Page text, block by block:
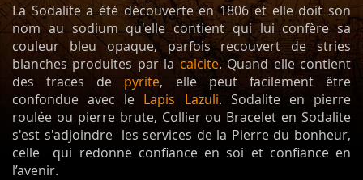
La Sodalite a été découverte en 1806 et elle doit son
nom au sodium qu'elle contient qui lui confère sa
couleur bleu opaque, parfois recouvert de stries
blanches produites par lacalcite. Quand elle contient
des traces de pyrite, elle peut facilement être
confondue avec le Lapis Lazuli. Sodalite en pierre
roulée ou pierre brute, Collier ou Bracelet en Sodalite
s'est s'adjoindre les services de la Pierre du bonheur,
celle qui redonne confiance en soi et confiance en
l’avenir.